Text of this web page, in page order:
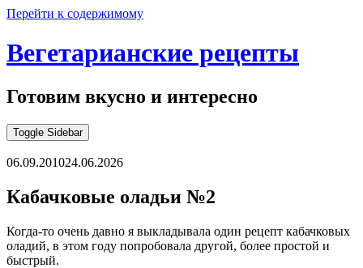
Перейти к содержимому
Вегетарианские рецепты
Готовим вкусно и интересно
Toggle Sidebar
06.09.201024.06.2026
Кабачковые оладьи №2
Когда-то очень давно я выкладывала один рецепт кабачковых
оладий, в этом году попробовала другой, более простой и
быстрый.